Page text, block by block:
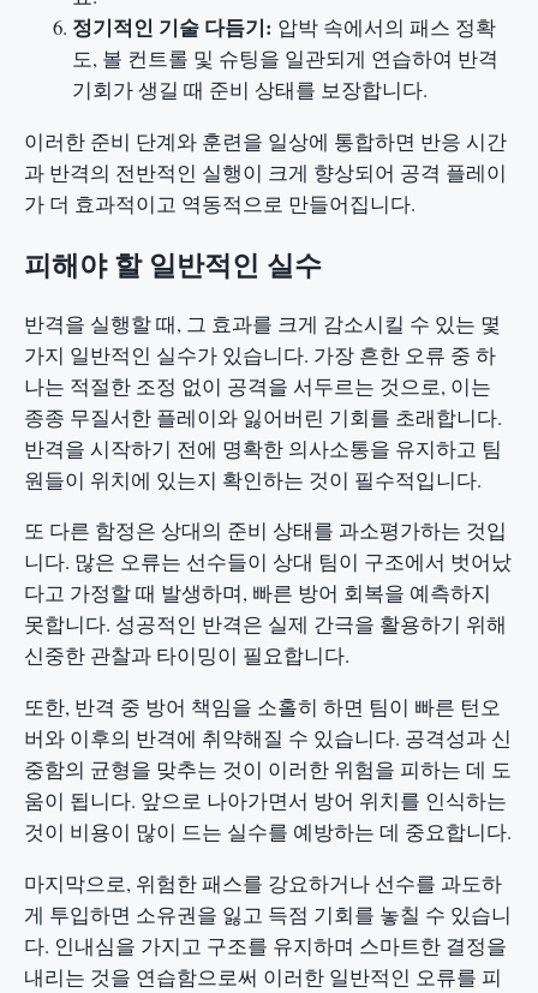
정기적인 기술 다듬기: 압박 속에서의 패스 정확
도, 볼 컨트롤 및 슈팅을 일관되게 연습하여 반격
기회가 생길 때 준비 상태를 보장합니다.
이러한 준비 단계와 훈련을 일상에 통합하면 반응 시간
과 반격의 전반적인 실행이 크게 향상되어 공격 플레이
가 더 효과적이고 역동적으로 만들어집니다.
피해야 할 일반적인 실수
반격을 실행할 때, 그 효과를 크게 감소시킬 수 있는 몇
가지 일반적인 실수가 있습니다. 가장 흔한 오류 중 하
나는 적절한 조정 없이 공격을 서두르는 것으로, 이는
종종 무질서한 플레이와 잃어버린 기회를 초래합니다.
반격을 시작하기 전에 명확한 의사소통을 유지하고 팀
원들이 위치에 있는지 확인하는 것이 필수적입니다.
또 다른 함정은 상대의 준비 상태를 과소평가하는 것입
니다. 많은 오류는 선수들이 상대 팀이 구조에서 벗어났
다고 가정할 때 발생하며, 빠른 방어 회복을 예측하지
못합니다. 성공적인 반격은 실제 간극을 활용하기 위해
신중한 관찰과 타이밍이 필요합니다.
또한, 반격 중 방어 책임을 소홀히 하면 팀이 빠른 턴오
버와 이후의 반격에 취약해질 수 있습니다. 공격성과 신
중함의 균형을 맞추는 것이 이러한 위험을 피하는 데 도
움이 됩니다. 앞으로 나아가면서 방어 위치를 인식하는
것이 비용이 많이 드는 실수를 예방하는 데 중요합니다.
마지막으로, 위험한 패스를 강요하거나 선수를 과도하
게 투입하면 소유권을 잃고 득점 기회를 놓칠 수 있습니
다. 인내심을 가지고 구조를 유지하며 스마트한 결정을
내리는 것을 연습함으로써 이러한 일반적인 오류를 피